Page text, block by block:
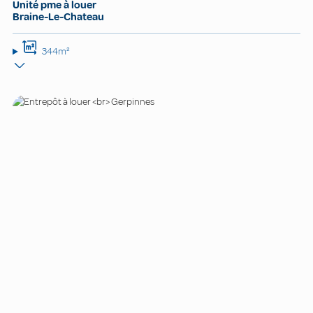
Unité pme à louer
Braine-Le-Chateau
344m²